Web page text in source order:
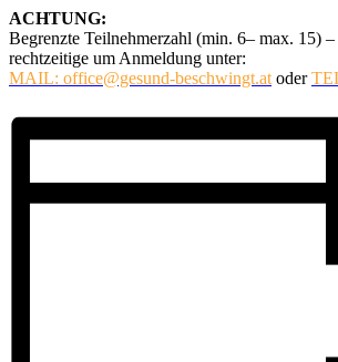
ACHTUNG:
Begrenzte Teilnehmerzahl (min. 6– max. 15)
rechtzeitige um Anmeldung unter:
MAIL: office@gesund-beschwingt.at oder